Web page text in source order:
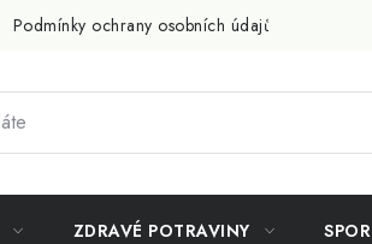
Podmínky ochrany osobních údajů
ZDRAVÉ POTRAVINY